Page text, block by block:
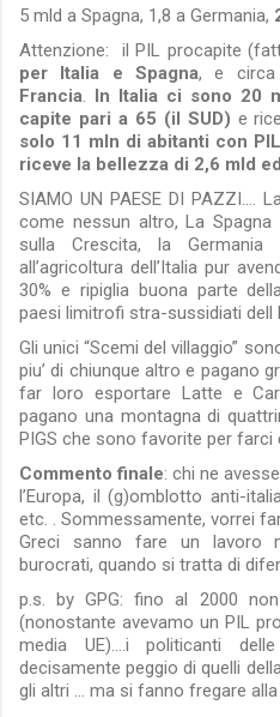
5 mld a Spagna, 1,8 a Germania,
Attenzione: il PIL procapite
per Italia e Spagna, e circa
Francia
In Italia ci sono 20
capite pari a 65 (il SUD) e
solo 11 mln di abitanti con
riceve la bellezza di 2,6 mld
SIAMO UN PAESE DI PAZZI….
come nessun altro, La Spagna
sulla Crescita, la
all’agricoltura dell’Italia pur
30% e ripiglia buona parte
paesi limitrofi stra-sussidiati dell
Gli unici “Scemi del villaggio”
piu’ di chiunque altro e pagano
far loro esportare Latte e
pagano una montagna di
PIGS che sono favorite per farci
Commento finale: chi ne
l’Europa, il (g)omblotto anti-
etc. . Sommessamente, vorrei
Greci sanno fare un lavoro
burocrati, quando si tratta di
p.s. by GPG: fino al 2000
(nonostante avevamo un PIL
media UE)….i politicanti
decisamente peggio di quelli
gli altri … ma si fanno fregare alla